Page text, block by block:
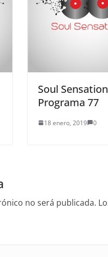
Soul
Programa 77
18 enero, 2019 0
no será publicada.